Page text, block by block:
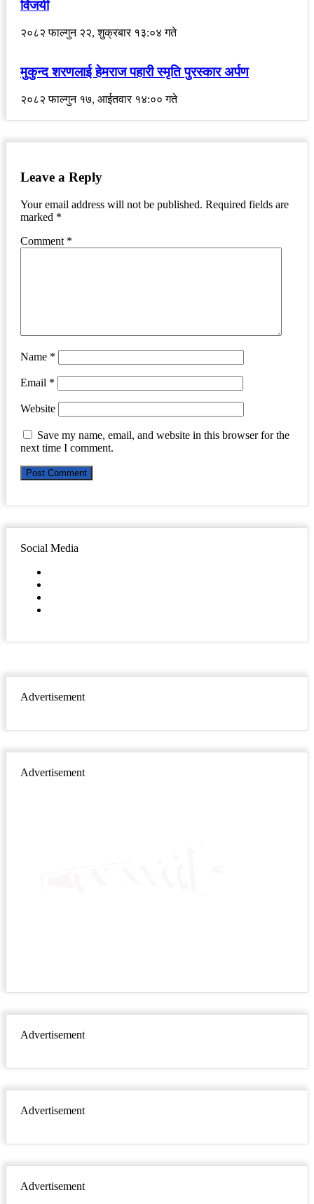
विजयी
२०८२ फाल्गुन २२, शुक्रबार १३:०४ गते
मुकुन्द शरणलाई हेमराज पहारी स्मृति पुरस्कार अर्पण
२०८२ फाल्गुन १७, आईतवार १४:०० गते
Leave a Reply
Your email address will not be published. Required fields are
marked *
Comment *
Name *
Email *
Website
Save my name, email, and website in this browser for the
next time I comment.
Social Media
Advertisement
Advertisement
Advertisement
Advertisement
Advertisement